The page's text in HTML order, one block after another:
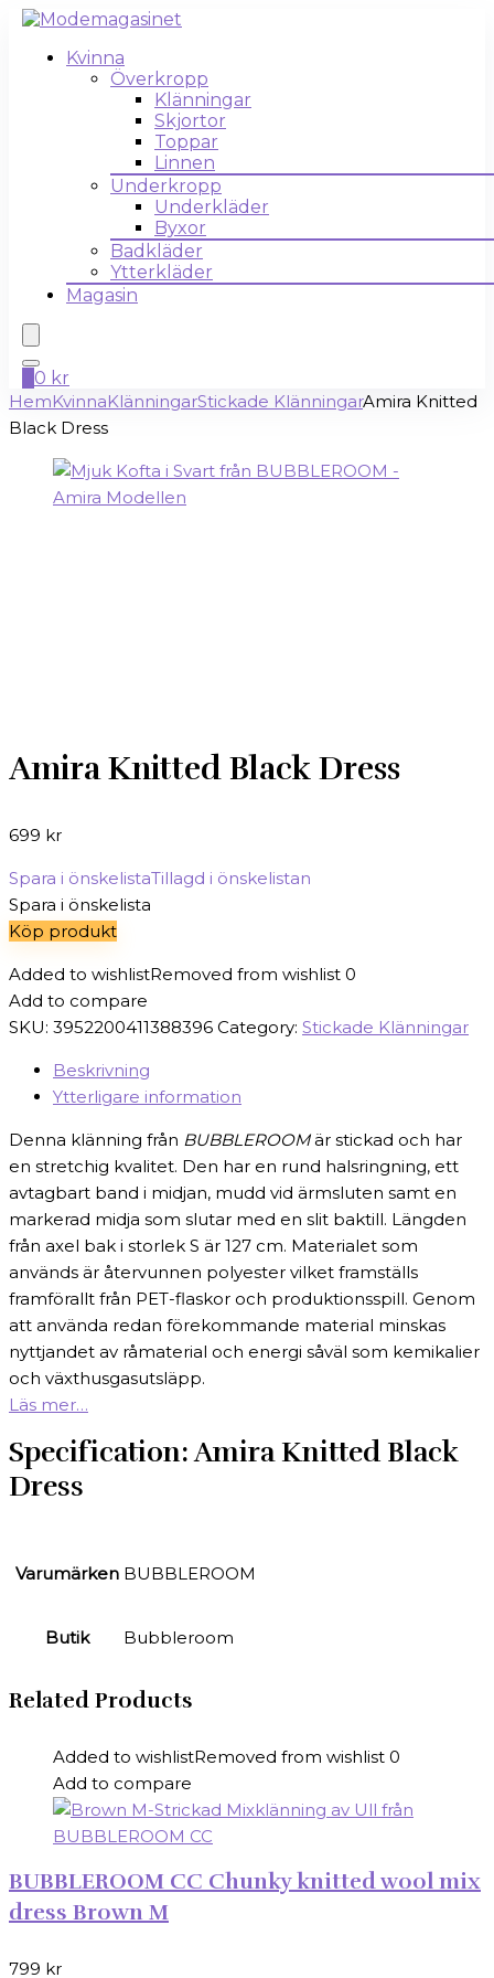
Kvinna
Överkropp
Klänningar
Skjortor
Toppar
Linnen
Underkropp
Underkläder
Byxor
Badkläder
Ytterkläder
Magasin
0 kr
HemKvinnaKlänningarStickade KlänningarAmira Knitted
Black Dress
Amira Knitted Black Dress
699 kr
Spara i önskelistaTillagd i önskelistan
Spara i önskelista
Köp produkt
Added to wishlistRemoved from wishlist 0
Add to compare
SKU: 3952200411388396 Category: Stickade Klänningar
Beskrivning
Ytterligare information
Denna klänning från BUBBLEROOMär stickad och har
en stretchig kvalitet. Den har en rund halsringning, ett
avtagbart band i midjan, mudd vid ärmsluten samt en
markerad midja som slutar med en slit baktill. Längden
från axel bak i storlek S är 127 cm. Materialet som
används är återvunnen polyester vilket framställs
framförallt från PET-flaskor och produktionsspill. Genom
att använda redan förekommande material minskas
nyttjandet av råmaterial och energi såväl som kemikalier
och växthusgasutsläpp.
Läs mer…
Specification:Amira Knitted Black
Dress
Varumärken BUBBLEROOM
Butik Bubbleroom
Related Products
Added to wishlistRemoved from wishlist 0
Add to compare
BUBBLEROOM CC Chunky knitted wool mix
dress Brown M
799 kr